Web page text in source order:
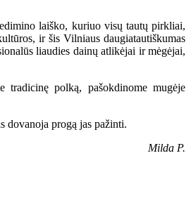
laiško, kuriuo visų tautų pirkliai,
ir šis Vilniaus daugiatautiškumas
liaudies dainų atlikėjai ir mėgėjai,
tradicinę polką, pašokdinome mugėje
dovanoja progą jas pažinti.
Milda P.